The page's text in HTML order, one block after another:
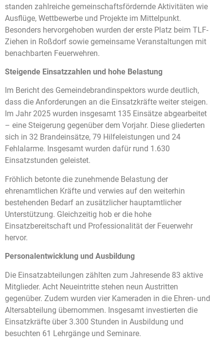
standen zahlreiche gemeinschaftsfördernde Aktivitäten wie
Ausflüge, Wettbewerbe und Projekte im Mittelpunkt.
Besonders hervorgehoben wurden der erste Platz beim TLF-
Ziehen in Roßdorf sowie gemeinsame Veranstaltungen mit
benachbarten Feuerwehren.
Steigende Einsatzzahlen und hohe Belastung
Im Bericht des Gemeindebrandinspektors wurde deutlich,
dass die Anforderungen an die Einsatzkräfte weiter steigen.
Im Jahr 2025 wurden insgesamt 135 Einsätze abgearbeitet
– eine Steigerung gegenüber dem Vorjahr. Diese gliederten
sich in 32 Brandeinsätze, 79 Hilfeleistungen und 24
Fehlalarme. Insgesamt wurden dafür rund 1.630
Einsatzstunden geleistet.
Fröhlich betonte die zunehmende Belastung der
ehrenamtlichen Kräfte und verwies auf den weiterhin
bestehenden Bedarf an zusätzlicher hauptamtlicher
Unterstützung. Gleichzeitig hob er die hohe
Einsatzbereitschaft und Professionalität der Feuerwehr
hervor.
Personalentwicklung und Ausbildung
Die Einsatzabteilungen zählten zum Jahresende 83 aktive
Mitglieder. Acht Neueintritte stehen neun Austritten
gegenüber. Zudem wurden vier Kameraden in die Ehren- und
Altersabteilung übernommen. Insgesamt investierten die
Einsatzkräfte über 3.300 Stunden in Ausbildung und
besuchten 61 Lehrgänge und Seminare.